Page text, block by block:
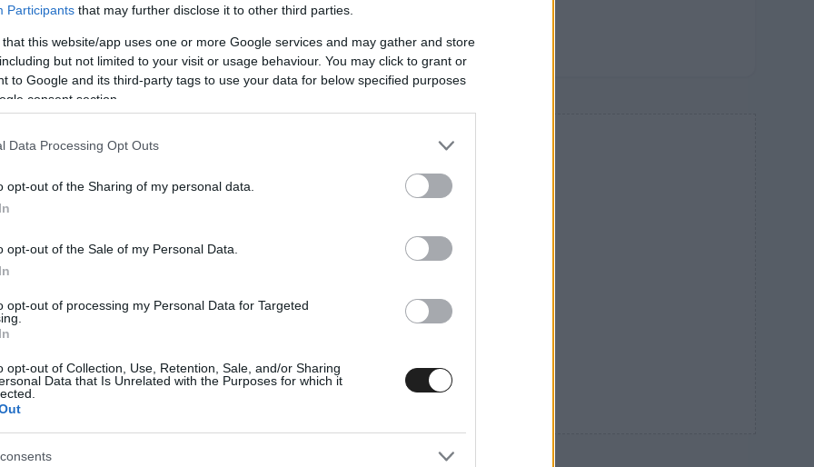
Participants that may further disclose it to other third parties.
that this website/app uses one or more Google services and may gather and store
but not limited to your visit or usage behaviour. You may click to grant or
to Google and its third-party tags to use your data for below specified purposes
consent section.
Data Processing Opt Outs
opt-out of the Sharing of my personal data.
opt-out of the Sale of my Personal Data.
opt-out of processing my Personal Data for Targeted
opt-out of Collection, Use, Retention, Sale, and/or Sharing
Data that Is Unrelated with the Purposes for which it
Hungaryt, az idei szezonban eggyel
az FIA bejelentette, hogy nem pótolja a
hét futamból áll az idei szezon. Az első
HIRDETÉS